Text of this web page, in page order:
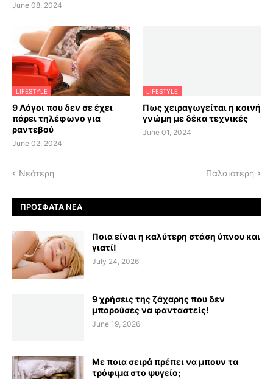
June 08, 2024
LIFESTYLE
9 Λόγοι που δεν σε έχει
πάρει τηλέφωνο για
ραντεβού
June 02, 2024
LIFESTYLE
Πως χειραγωγείται η κοινή
γνώμη με δέκα τεχνικές
June 01, 2024
Νεότερη Παλαιότερη
ΠΡΌΣΦΑΤΑ ΝΈΑ
Ποια είναι η καλύτερη στάση ύπνου και
γιατί!
July 24, 2026
9 χρήσεις της ζάχαρης που δεν
μπορούσες να φανταστείς!
June 19, 2026
Με ποια σειρά πρέπει να μπουν τα
τρόφιμα στο ψυγείο;